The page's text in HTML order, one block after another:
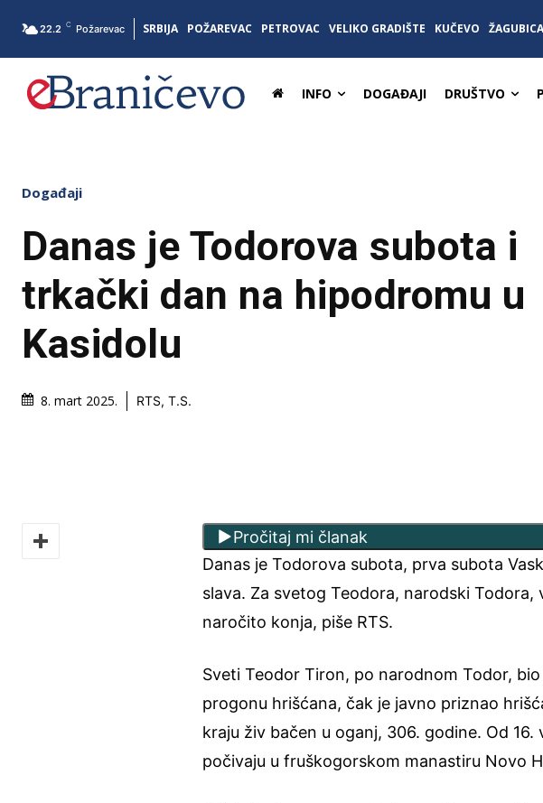
22.2 C Požarevac SRBIJA POŽAREVAC PETROVAC VELIKO GRADIŠTE KUČEVO ŽAGUBICA
INFO DOGAĐAJI DRUŠTVO
Događaji
Danas je Todorova subota i
trkački dan na hipodromu u
Kasidolu
8. mart 2025. RTS, T.S.
Pročitaj mi članak
Danas je Todorova subota, prva subota
slava. Za svetog Teodora, narodski Todora,
naročito konja, piše RTS.
Sveti Teodor Tiron, po narodnom Todor,
progonu hrišćana, čak je javno priznao
kraju živ bačen u oganj, 306. godine. Od
počivaju u fruškogorskom manastiru Novo